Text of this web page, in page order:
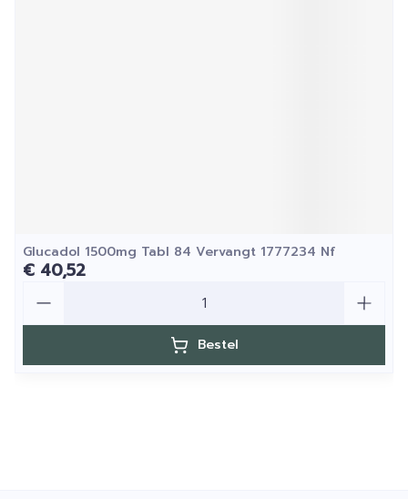
Glucadol 1500mg Tabl 84 Vervangt 1777234 Nf
€ 40,52
Bestel